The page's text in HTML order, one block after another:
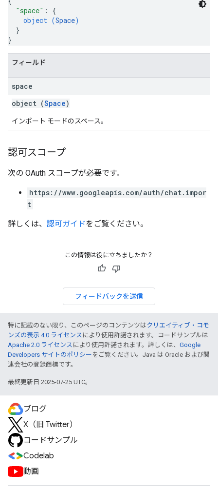
"space" : {
object (Space)
}
}
フィールド
space
object (Space)
インポート モードのスペース。
認可スコープ
次の OAuth スコープが必要です。
https://www.googleapis.com/auth/chat.impor
t
詳しくは、 認可ガイドをご覧ください。
この情報は役に立ちましたか？
フィードバックを送信
特に記載のない限り、このページのコンテンツはクリエイティブ・コモ
ンズの表示 4.0 ライセンス により使用許諾されます。コードサンプルは
Apache 2.0 ライセンス により使用許諾されます。詳しくは、 Google
Developers サイトのポリシー をご覧ください。Java は Oracle および関
連会社の登録商標です。
最終更新日 2025-07-25 UTC。
ブログ
X（旧 Twitter）
コードサンプル
Codelab
動画